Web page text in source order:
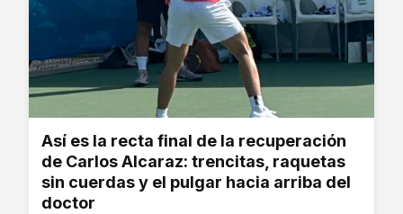
Así es la recta final de la recuperación
de Carlos Alcaraz: trencitas, raquetas
sin cuerdas y el pulgar hacia arriba del
doctor